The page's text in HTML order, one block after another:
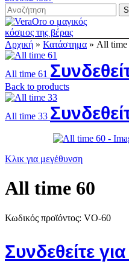
Αρχική » Κατάστημα » All time
All time 61
Back to products
All time 33
Κλικ για μεγέθυνση
All time 60
Κωδικός προϊόντος: VO-60
Συνδεθείτε